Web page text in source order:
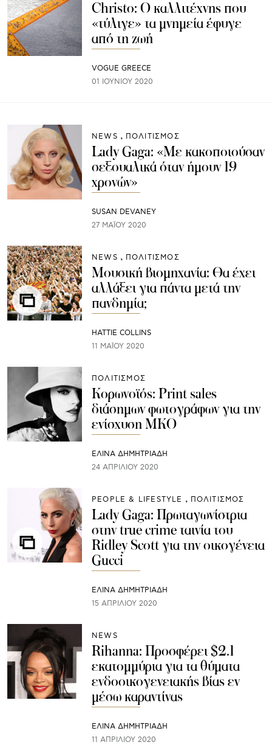
Christo: Ο καλλιτέχνης που
«τύλιγε» τα μνημεία έφυγε
από τη ζωή
VOGUE GREECE
01 ΙΟΥΝΊΟΥ 2020
NEWS ΠΟΛΙΤΙΣΜΟΣ
Lady Gaga: «Με κακοποιούσαν
σεξουαλικά όταν ήμουν 19
χρονών»
SUSAN DEVANEY
27 ΜΑΪ́ΟΥ 2020
NEWS ΠΟΛΙΤΙΣΜΟΣ
Mουσική βιομηχανία: Θα έχει
αλλάξει για πάντα μετά την
πανδημία;
HATTIE COLLINS
11 ΜΑΪ́ΟΥ 2020
ΠΟΛΙΤΙΣΜΟΣ
Κορωνοϊός: Print sales
διάσημων φωτογράφων για την
ενίσχυση ΜΚΟ
ΕΛΙΝΑ ΔΗΜΗΤΡΙΑΔΗ
24 ΑΠΡΙΛΊΟΥ 2020
PEOPLE & LIFESTYLE ΠΟΛΙΤΙΣΜΟΣ
Lady Gaga: Πρωταγωνίστρια
στην true crime ταινία του
Ridley Scott για την οικογένεια
Gucci
ΕΛΙΝΑ ΔΗΜΗΤΡΙΑΔΗ
15 ΑΠΡΙΛΊΟΥ 2020
NEWS
Rihanna: Προσφέρει $2.1
εκατομμύρια για τα θύματα
ενδοοικογενειακής βίας εν
μέσω καραντίνας
ΕΛΙΝΑ ΔΗΜΗΤΡΙΑΔΗ
11 ΑΠΡΙΛΊΟΥ 2020